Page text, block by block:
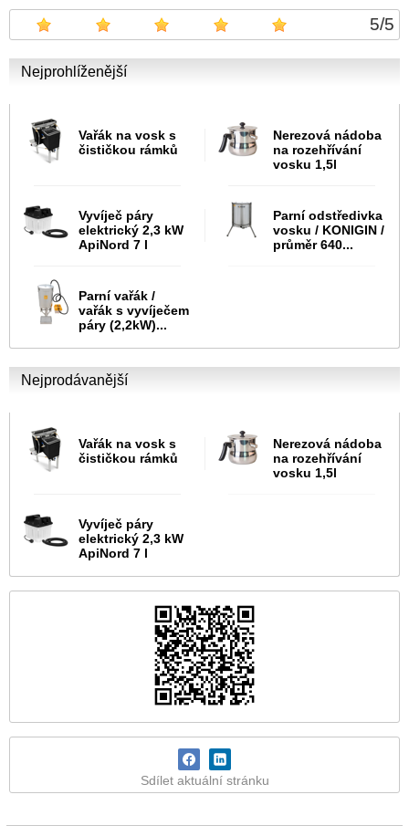
5/5
Nejprohlíženější
Vařák na vosk s
čističkou rámků
Nerezová nádoba
na rozehřívání
vosku 1,5l
Vyvíječ páry
elektrický 2,3 kW
ApiNord 7 l
Parní odstředivka
vosku / KONIGIN /
průměr 640...
Parní vařák /
vařák s vyvíječem
páry (2,2kW)...
Nejprodávanější
Vařák na vosk s
čističkou rámků
Nerezová nádoba
na rozehřívání
vosku 1,5l
Vyvíječ páry
elektrický 2,3 kW
ApiNord 7 l
Sdílet aktuální stránku